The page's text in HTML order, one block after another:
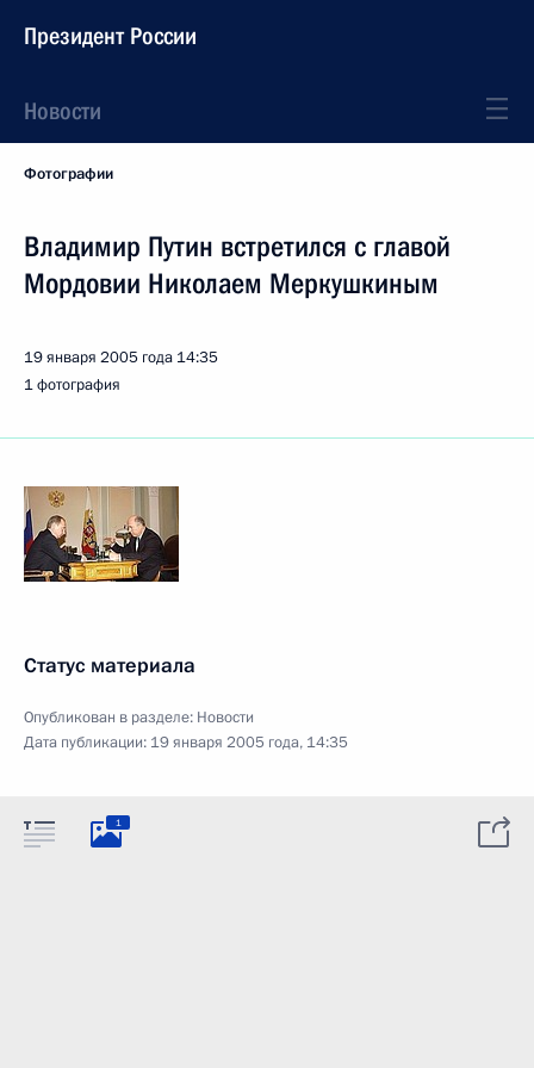
Президент России
Новости
Фотографии
Владимир Путин встретился с главой
Мордовии Николаем Меркушкиным
19 января 2005 года 14:35
1 фотография
Статус материала
Опубликован в разделе: Новости
Дата публикации: 19 января 2005 года, 14:35
1